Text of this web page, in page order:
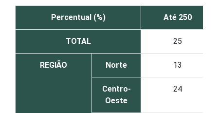
Percentual (%) Até 250
TOTAL 25
REGIÃO Norte 13
Centro-
Oeste
24